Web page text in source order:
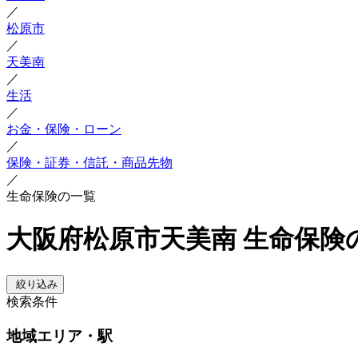
／
松原市
／
天美南
／
生活
／
お金・保険・ローン
／
保険・証券・信託・商品先物
／
生命保険の一覧
大阪府松原市天美南 生命保険
絞り込み
検索条件
地域エリア・駅